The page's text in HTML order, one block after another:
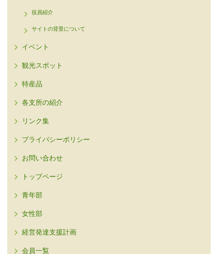
役員紹介
サイトの背景について
イベント
観光スポット
特産品
各支所の紹介
リンク集
プライバシーポリシー
お問い合わせ
トップページ
青年部
女性部
経営発達支援計画
会員一覧